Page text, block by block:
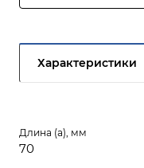
Характеристики
Длина (a), мм
70